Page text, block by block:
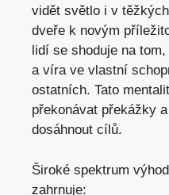
vidět světlo i v
dveře k novým
lidí se shoduje na
a víra ve vlastní
ostatních. Tato
překonávat překážky
dosáhnout cílů.
Široké spektrum
zahrnuje: